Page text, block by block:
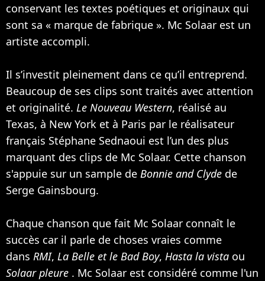
conservant les textes poétiques et originaux qui
sont sa « marque de fabrique ». Mc Solaar est un
artiste accompli.
Il s’investit pleinement dans ce qu’il entreprend.
Beaucoup de ses clips sont traités avec attention
et originalité. Le Nouveau Western, réalisé au
Texas, à New York et à Paris par le réalisateur
français Stéphane Sednaoui est l’un des plus
marquant des clips de Mc Solaar. Cette chanson
s'appuie sur un sample de Bonnie and Clyde de
Serge Gainsbourg.
Chaque chanson que fait Mc Solaar connaît le
succès car il parle de choses vraies comme
dans RMI, La Belle et le Bad Boy, Hasta la vista ou
Solaar pleure . Mc Solaar est considéré comme l'un